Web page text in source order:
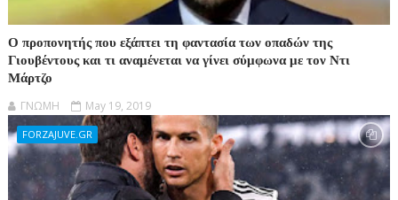
Ο προπονητής που εξάπτει τη φαντασία των οπαδών της
Γιουβέντους και τι αναμένεται να γίνει σύμφωνα με τον Ντι
Μάρτζο
ΓΝΩΜΗ May 19, 2019
FORZAJUVE.GR